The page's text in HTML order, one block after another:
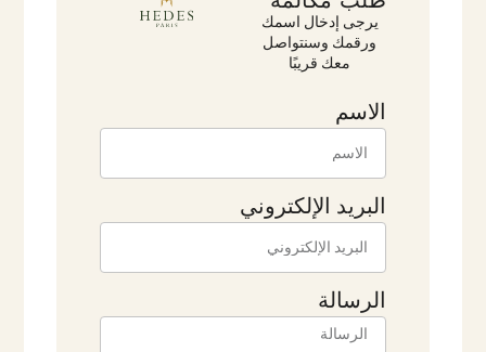
يرجى إدخال اسمك
ورقمك وسنتواصل
معك قريبًا
الاسم
البريد الإلكتروني
الرسالة